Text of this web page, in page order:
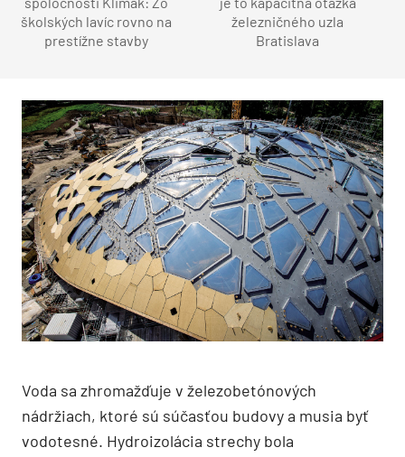
školských lavíc rovno na
prestížne stavby
železničného uzla
Bratislava
Voda sa zhromažďuje v železobetónových
nádržiach, ktoré sú súčasťou budovy a musia byť
vodotesné. Hydroizolácia strechy bola